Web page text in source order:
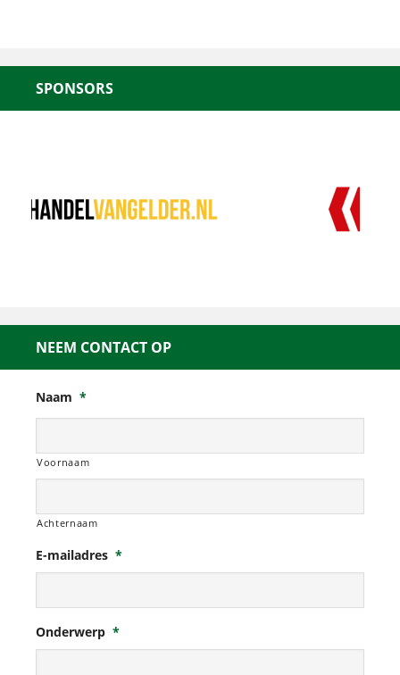
SPONSORS
NEEM CONTACT OP
Naam *
Voornaam
Achternaam
E-mailadres *
Onderwerp *